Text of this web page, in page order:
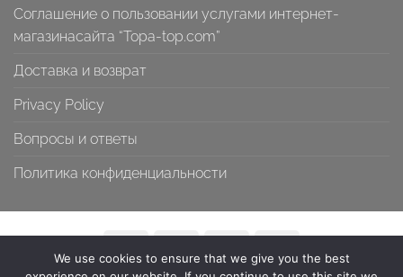
Соглашение о пользовании услугами интернет-
магазинасайта “Topa-top.com”
Доставка и возврат
Privacy Policy
Вопросы и ответы
Политика конфиденциальности
We use cookies to ensure that we give you the best